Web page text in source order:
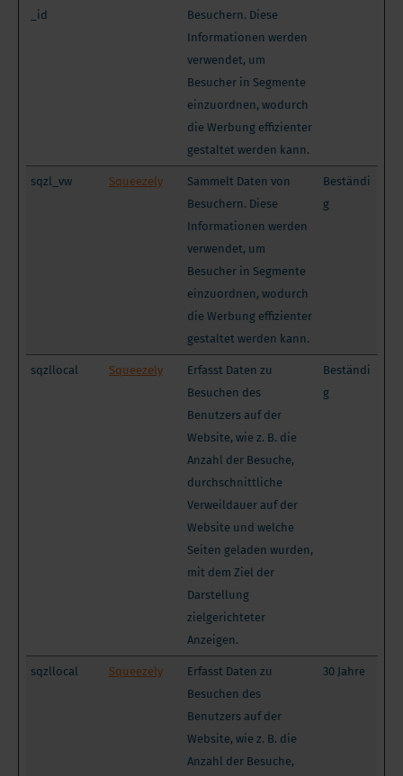
_id
Besuchern. Diese
Informationen werden
verwendet, um
Besucher in Segmente
einzuordnen, wodurch
die Werbung effizienter
gestaltet werden kann.
sqzl_vw Squeezely
Sammelt Daten von
Besuchern. Diese
Informationen werden
verwendet, um
Besucher in Segmente
einzuordnen, wodurch
die Werbung effizienter
gestaltet werden kann.
Beständi
g
sqzllocal Squeezely
Erfasst Daten zu
Besuchen des
Benutzers auf der
Website, wie z. B. die
Anzahl der Besuche,
durchschnittliche
Verweildauer auf der
Website und welche
Seiten geladen wurden,
mit dem Ziel der
Darstellung
zielgerichteter
Anzeigen.
Beständi
g
sqzllocal Squeezely
Erfasst Daten zu
Besuchen des
Benutzers auf der
Website, wie z. B. die
Anzahl der Besuche,
30 Jahre